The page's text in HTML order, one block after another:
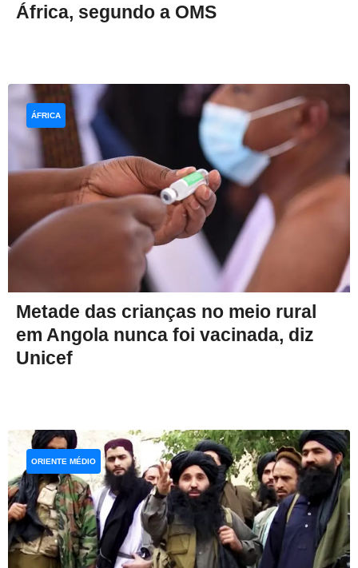
África, segundo a OMS
Metade das crianças no meio rural
em Angola nunca foi vacinada, diz
Unicef
ÁFRICA
ORIENTE MÉDIO